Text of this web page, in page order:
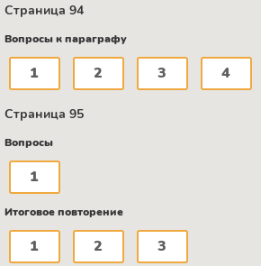
Страница 94
Вопросы к параграфу
1 2 3 4
Страница 95
Вопросы
1
Итоговое повторение
1 2 3